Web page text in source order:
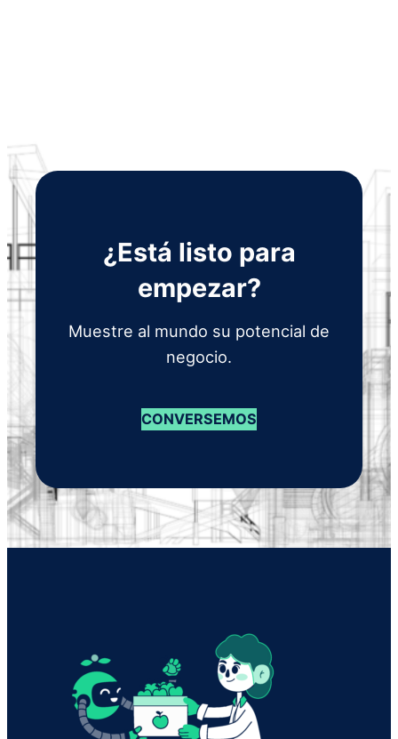
¿Está listo para
empezar?
Muestre al mundo su potencial de
negocio.
CONVERSEMOS